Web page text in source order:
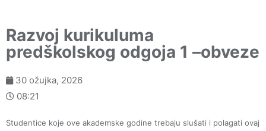
Razvoj kurikuluma
predškolskog odgoja 1 –obveze
30 ožujka, 2026
08:21
Studentice koje ove akademske godine trebaju slušati i polagati ovaj